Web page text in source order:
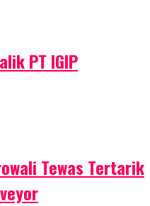
PT IGIP
Tewas Tertarik